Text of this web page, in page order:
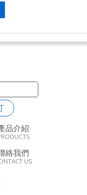
品介紹
絡我們
US